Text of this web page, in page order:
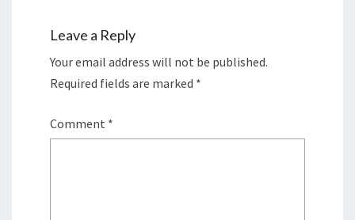
Leave a Reply
Your email address will not be published.
Required fields are marked *
Comment *